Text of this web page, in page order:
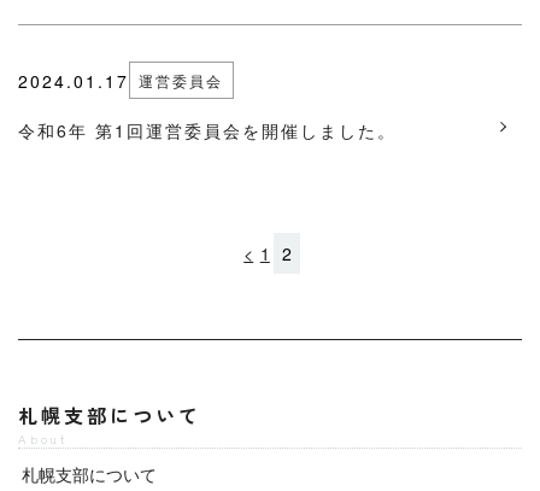
2024.01.17 運営委員会
令和6年 第1回運営委員会を開催しました。
< 1 2
札幌支部について
About
札幌支部について